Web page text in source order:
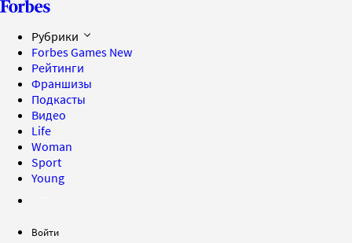
Рубрики
Forbes Games New
Рейтинги
Франшизы
Подкасты
Видео
Life
Woman
Sport
Young
Войти